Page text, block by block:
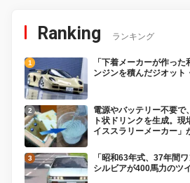
Ranking ランキング
「下着メーカーが作っ
ンジンを積んだジオット
電源やバッテリー不要
ト状ドリンクを生成。
イススラリーメーカー」
「昭和63年式、37年間
シルビアが400馬力のツ